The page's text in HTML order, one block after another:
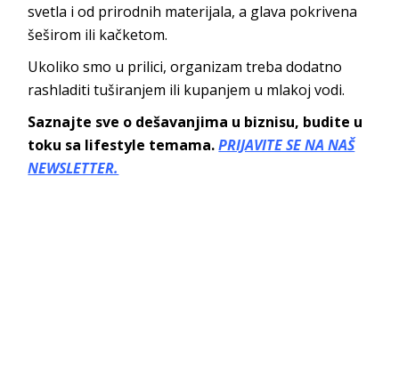
svetla i od prirodnih materijala, a glava pokrivena
šeširom ili kačketom.
Ukoliko smo u prilici, organizam treba dodatno
rashladiti tuširanjem ili kupanjem u mlakoj vodi.
Saznajte sve o dešavanjima u biznisu, budite u
toku sa lifestyle temama.PRIJAVITE SE NA NAŠ
NEWSLETTER.